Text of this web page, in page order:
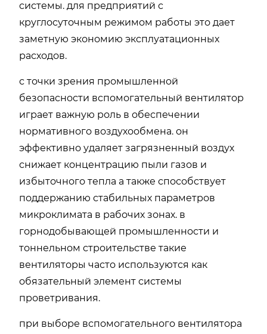
системы. для предприятий с
круглосуточным режимом работы это дает
заметную экономию эксплуатационных
расходов.
с точки зрения промышленной
безопасности вспомогательный вентилятор
играет важную роль в обеспечении
нормативного воздухообмена. он
эффективно удаляет загрязненный воздух
снижает концентрацию пыли газов и
избыточного тепла а также способствует
поддержанию стабильных параметров
микроклимата в рабочих зонах. в
горнодобывающей промышленности и
тоннельном строительстве такие
вентиляторы часто используются как
обязательный элемент системы
проветривания.
при выборе вспомогательного вентилятора